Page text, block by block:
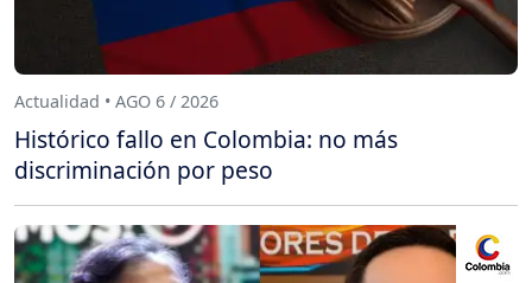
Actualidad • AGO 6 / 2026
Histórico fallo en Colombia: no más
discriminación por peso